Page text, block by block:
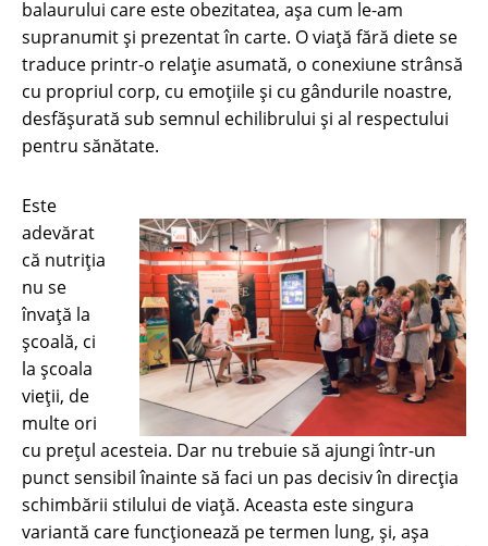
balaurului care este obezitatea, așa cum le-am
supranumit și prezentat în carte. O viață fără diete se
traduce printr-o relație asumată, o conexiune strânsă
cu propriul corp, cu emoțiile și cu gândurile noastre,
desfășurată sub semnul echilibrului și al respectului
pentru sănătate.
Este
adevărat
că nutriția
nu se
învață la
școală, ci
la școala
vieții, de
multe ori
cu prețul acesteia. Dar nu trebuie să ajungi într-un
punct sensibil înainte să faci un pas decisiv în direcția
schimbării stilului de viață. Aceasta este singura
variantă care funcționează pe termen lung, și, așa